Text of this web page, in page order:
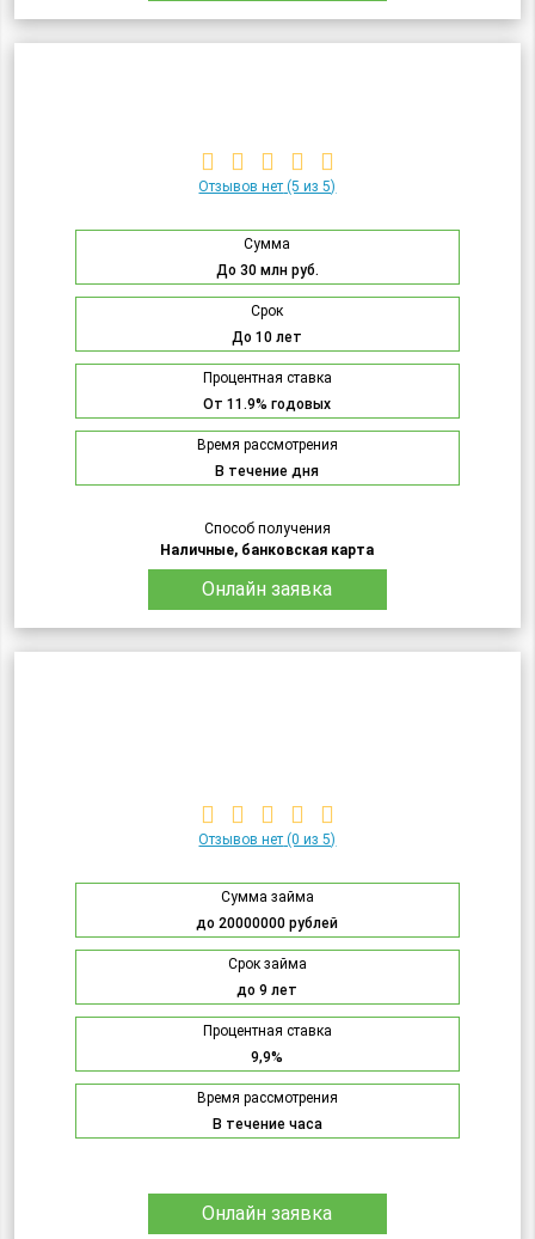
Отзывов нет (5 из 5)
Сумма
До 30 млн руб.
Срок
До 10 лет
Процентная ставка
От 11.9% годовых
Время рассмотрения
В течение дня
Способ получения
Наличные, банковская карта
Онлайн заявка
Отзывов нет (0 из 5)
Сумма займа
до 20000000 рублей
Срок займа
до 9 лет
Процентная ставка
9,9%
Время рассмотрения
В течение часа
Онлайн заявка